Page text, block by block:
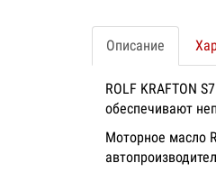
Описание
ROLF KRAFTON
обеспечивают
Моторное масло